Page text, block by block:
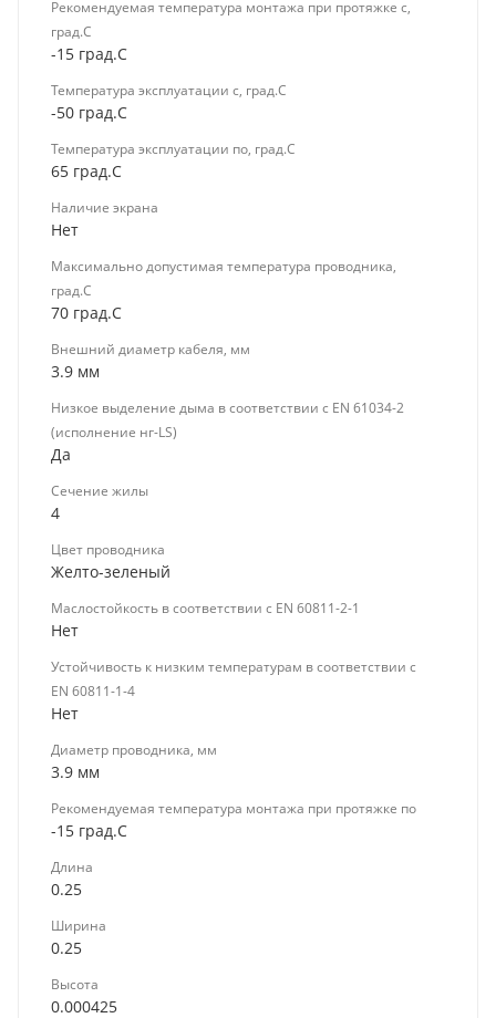
Рекомендуемая температура монтажа при протяжке с,
град.C
-15 град.C
Температура эксплуатации с, град.C
-50 град.C
Температура эксплуатации по, град.C
65 град.C
Наличие экрана
Нет
Максимально допустимая температура проводника,
град.C
70 град.C
Внешний диаметр кабеля, мм
3.9 мм
Низкое выделение дыма в соответствии с EN 61034-2
(исполнение нг-LS)
Да
Сечение жилы
4
Цвет проводника
Желто-зеленый
Маслостойкость в соответствии с EN 60811-2-1
Нет
Устойчивость к низким температурам в соответствии с
EN 60811-1-4
Нет
Диаметр проводника, мм
3.9 мм
Рекомендуемая температура монтажа при протяжке по
-15 град.C
Длина
0.25
Ширина
0.25
Высота
0.000425